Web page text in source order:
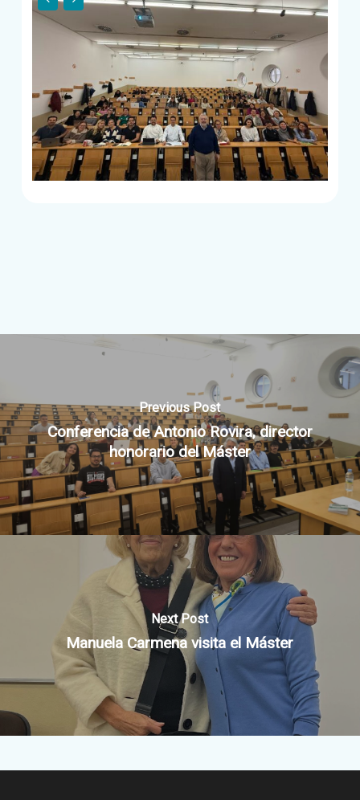
Previous Post
Conferencia de Antonio Rovira, director
honorario del Máster
Next Post
Manuela Carmena visita el Máster